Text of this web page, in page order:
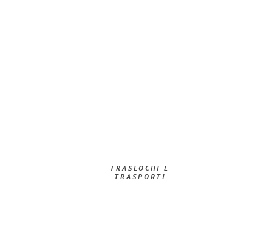
TRASLOCHI E
TRASPORTI​